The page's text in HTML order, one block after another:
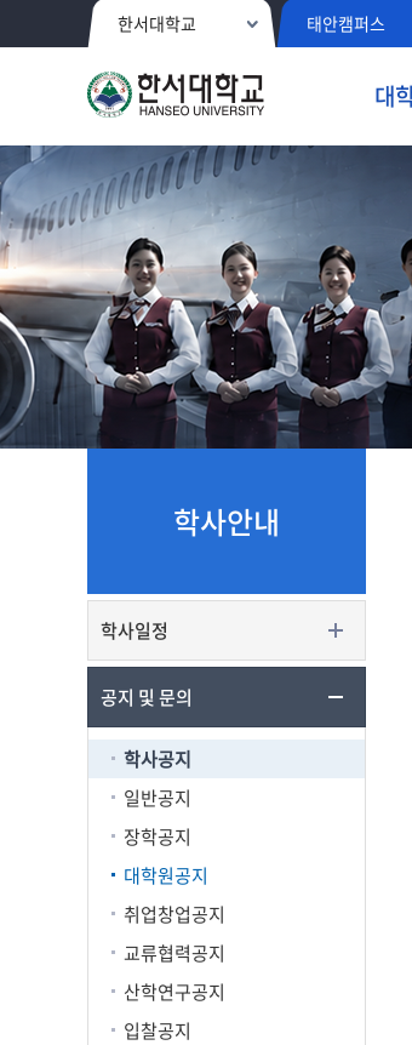
한서대학교 태안캠퍼스
대
학사안내
학사일정
공지 및 문의
학사공지
일반공지
장학공지
대학원공지
취업창업공지
교류협력공지
산학연구공지
입찰공지